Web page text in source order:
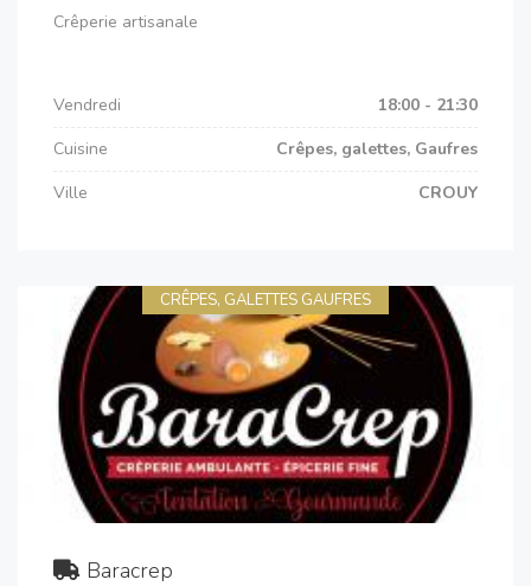
Crêperie artisanale
Vendredi
18:00 - 21:30
Cuisine
Crêpes, galettes, Gaufres
Ville
CROUY
CRÊPES, GALETTES GAUFRES
Baracrep